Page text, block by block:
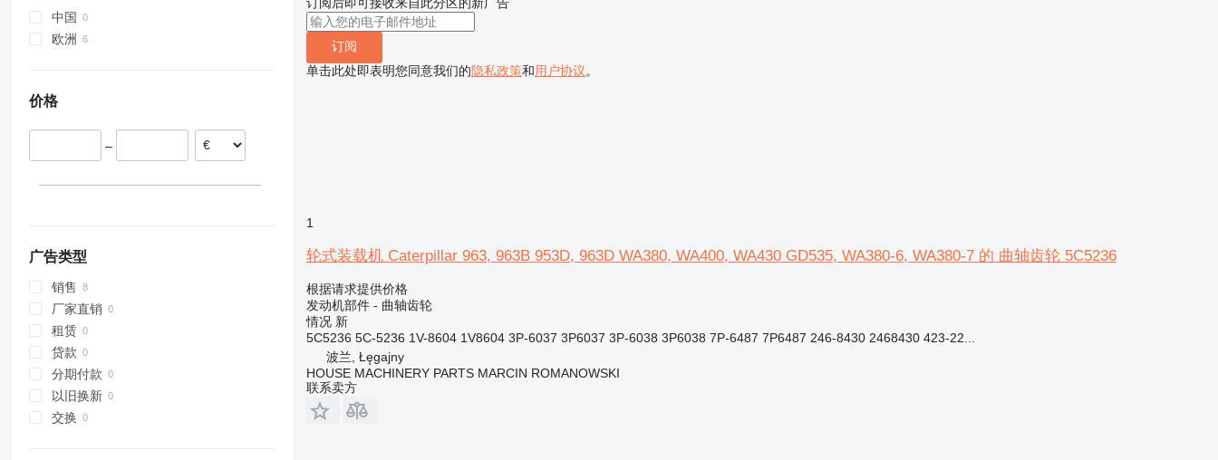
816
824
930H
930M
936F
938G
950B
953
962M
963
963D
966F
966K
966M
972
972G
972M
973
980
980C
980G
988
988B
988F
990
992
C-series
TM
中国
欧洲
价格
–
广告类型
销售
厂家直销
租赁
贷款
分期付款
以旧换新
交换
订阅
单击此处即表明您同意我们的隐私政策和用户协议。
1
轮式装载机 Caterpillar 963, 963B 953D, 963D WA380, WA400, WA430 GD535, WA380-6, WA380-7 的 曲轴齿轮 5C5236
根据请求提供价格
发动机部件 - 曲轴齿轮
情况新
5C5236 5C-5236 1V-8604 1V8604 3P-6037 3P6037 3P-6038 3P6038 7P-6487 7P6487 246-8430 2468430 423-22...
波兰, Łęgajny
HOUSE MACHINERY PARTS MARCIN ROMANOWSKI
联系卖方